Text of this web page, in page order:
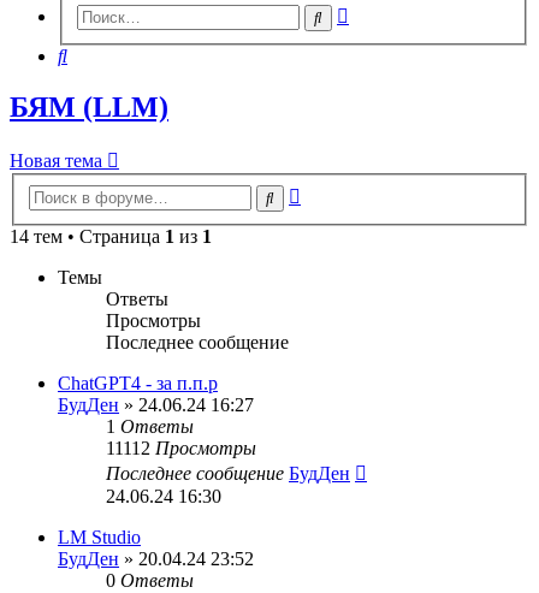
Поиск
Поиск
БЯМ (LLM)
Новая тема
Поиск
14 тем • Страница 1 из 1
Темы
Ответы
Просмотры
Последнее сообщение
ChatGPT4 - за п.п.р
БудДен » 24.06.24 16:27
1 Ответы
11112 Просмотры
Последнее сообщение БудДен
24.06.24 16:30
LM Studio
БудДен » 20.04.24 23:52
0 Ответы